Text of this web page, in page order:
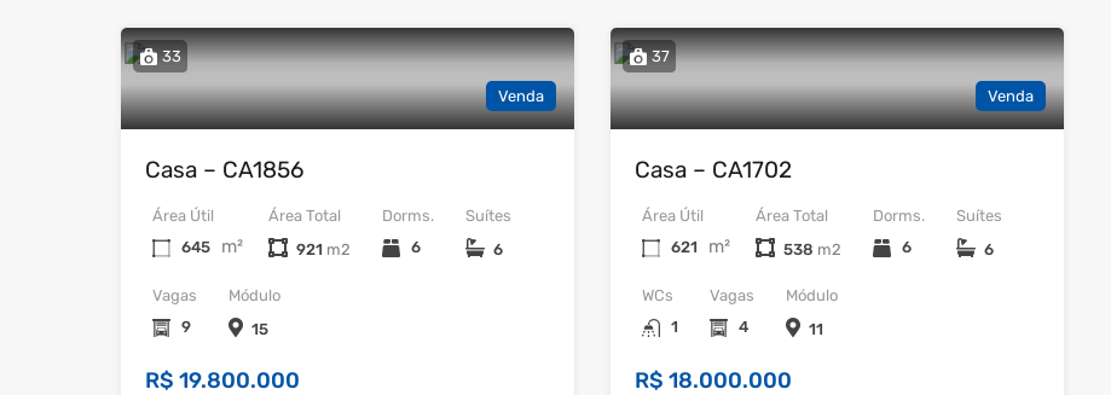
33
Venda
Casa – CA1856
Dorms.
6
Área Útil
645
m²
Vagas
9
Área Total
921
Suítes
6
Módulo
15
R$ 19.800.000
37
Venda
Casa – CA1702
Dorms.
6
WCs
1
Área Útil
621
m²
Vagas
4
Área Total
538
Suítes
6
Módulo
11
R$ 18.000.000